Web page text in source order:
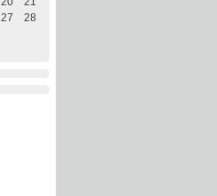
27
28